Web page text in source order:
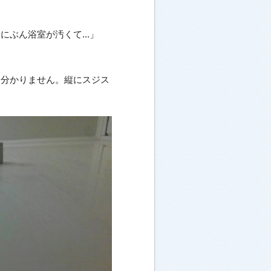
ぶん浴室が汚くて...」
かりません。縦にスジス